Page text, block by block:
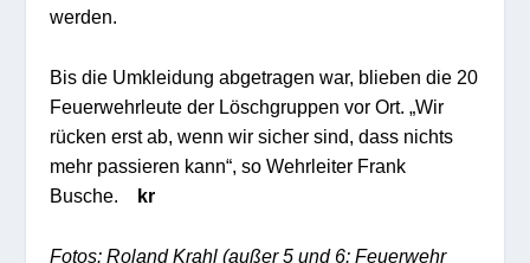
werden.
Bis die Umkleidung abgetragen war, blieben die 20
Feuerwehrleute der Löschgruppen vor Ort. „Wir
rücken erst ab, wenn wir sicher sind, dass nichts
mehr passieren kann“, so Wehrleiter Frank
Busche. kr
Fotos: Roland Krahl (außer 5 und 6: Feuerwehr